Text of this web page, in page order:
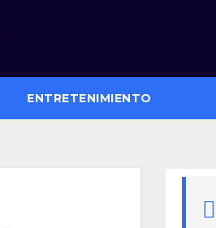
ENTRETENIMIENTO